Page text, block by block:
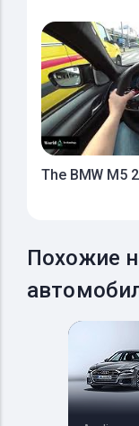
The BMW M5
Похожие